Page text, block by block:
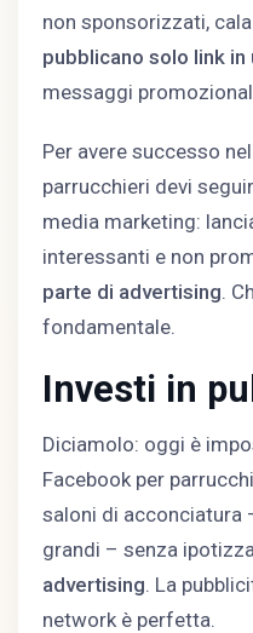
non sponsorizzati,
pubblicano solo link in
messaggi
Per avere successo
parrucchieri devi
media marketing:
interessanti e non
parte di advertising.
fondamentale.
Investi in
Diciamolo: oggi è
Facebook per
saloni di acconciatura
grandi – senza
advertising. La
network è perfetta.